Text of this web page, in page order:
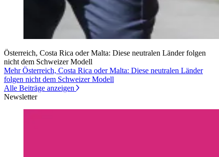
Österreich, Costa Rica oder Malta: Diese neutralen Länder folgen
nicht dem Schweizer Modell
Mehr Österreich, Costa Rica oder Malta: Diese neutralen Länder
folgen nicht dem Schweizer Modell
Alle Beiträge anzeigen
Newsletter